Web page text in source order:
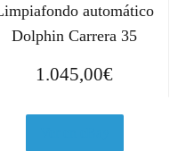
automático
Dolphin Carrera 35
1.045,00€